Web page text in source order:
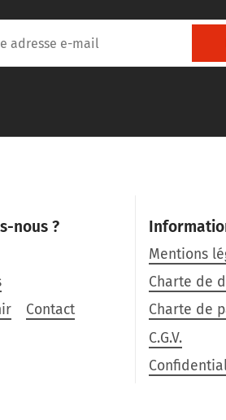
nous ?
Contact
Mentions
Charte de
Charte de
C.G.V.